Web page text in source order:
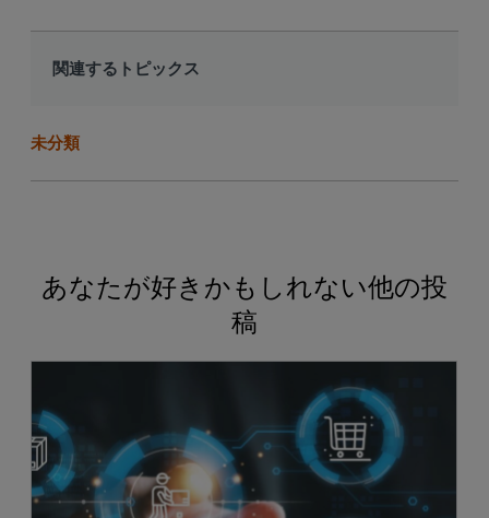
関連するトピックス
未分類
あなたが好きかもしれない他の投
稿